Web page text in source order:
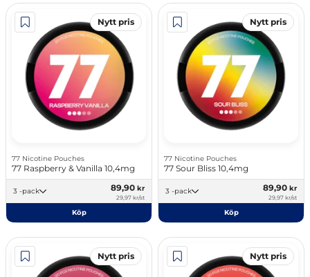
Nytt pris
77 Nicotine Pouches
77 Raspberry & Vanilla 10,4mg
3 -pack 89,90 kr
29,97 kr/st
Köp
Nytt pris
77 Nicotine Pouches
77 Sour Bliss 10,4mg
3 -pack 89,90 kr
29,97 kr/st
Köp
Nytt pris Nytt pris